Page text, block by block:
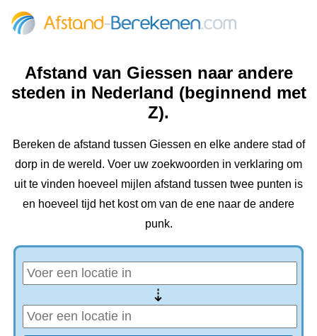
Afstand van Giessen naar andere
steden in Nederland (beginnend met
Z).
Bereken de afstand tussen Giessen en elke andere stad of
dorp in de wereld. Voer uw zoekwoorden in verklaring om
uit te vinden hoeveel mijlen afstand tussen twee punten is
en hoeveel tijd het kost om van de ene naar de andere
punk.
⇢